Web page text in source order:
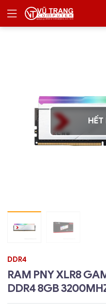
DDR4
RAM PNY XLR8
DDR4 8GB